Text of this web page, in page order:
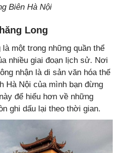
Biên Hà Nội
Long
là một trong những quần thể
nhiều giai đoạn lịch sử. Nơi
nhận là di sản văn hóa thế
Hà Nội của mình bạn đừng
để hiểu hơn về những
ghi dấu lại theo thời gian.